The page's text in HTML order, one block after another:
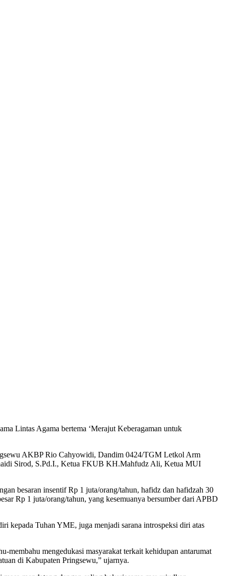
Lintas Agama bertema ‘Merajut Keberagaman untuk
AKBP Rio Cahyowidi, Dandim 0424/TGM Letkol Arm
Sirod, S.Pd.I., Ketua FKUB KH.Mahfudz Ali, Ketua MUI
besaran insentif Rp 1 juta/orang/tahun, hafidz dan hafidzah 30
Rp 1 juta/orang/tahun, yang kesemuanya bersumber dari APBD
kepada Tuhan YME, juga menjadi sarana introspeksi diri atas
membahu mengedukasi masyarakat terkait kehidupan antarumat
di Kabupaten Pringsewu,” ujarnya.